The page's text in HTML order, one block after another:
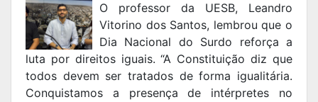
O professor da UESB, Leandro
Vitorino dos Santos, lembrou que o
Dia Nacional do Surdo reforça a
luta por direitos iguais. “A Constituição diz que
todos devem ser tratados de forma igualitária.
Conquistamos a presença de intérpretes no